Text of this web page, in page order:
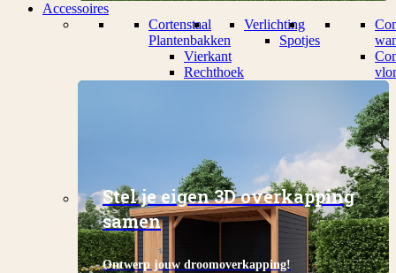
Accessoires
Cortenstaal
Plantenbakken
Vierkant
Rechthoek
Verlichting
Spotjes
Stel je eigen 3D overkapping
samen
Ontwerp jouw droomoverkapping!